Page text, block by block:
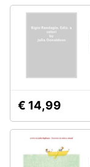
€ 14,99